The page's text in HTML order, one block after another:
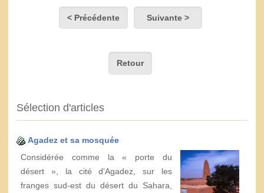
< Précédente Suivante >
Retour
Sélection d'articles
Agadez et sa mosquée
Considérée comme la « porte du
désert », la cité d'Agadez, sur les
franges sud-est du désert du Sahara,